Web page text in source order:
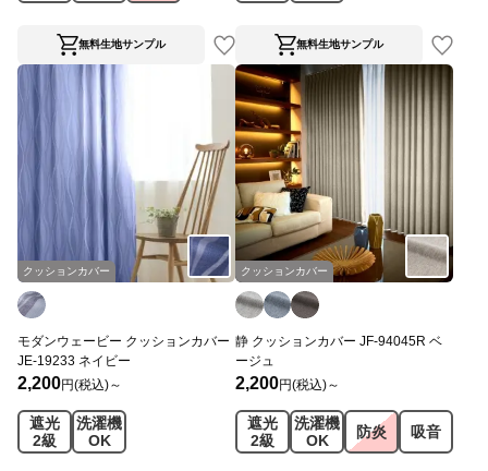
無料生地サンプル 無料生地サンプル
クッションカバー
モダンウェービー クッションカバー
JE-19233 ネイビー
2,200円(税込)～
遮光
2級
洗濯機
OK
クッションカバー
静 クッションカバー JF-94045R ベ
ージュ
2,200円(税込)～
遮光
2級
洗濯機
OK
防炎 吸音